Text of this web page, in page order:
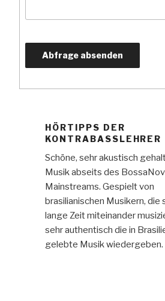
HÖRTIPPS DER
KONTRABASSLEHRER
Schöne, sehr akustisch
Musik abseits des
Mainstreams. Gespielt von
brasilianischen Musikern, die
lange Zeit miteinander
sehr authentisch die in
gelebte Musik wiedergeben.